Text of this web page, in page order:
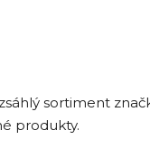
sortiment
produkty.